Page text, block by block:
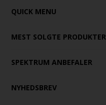
QUICK MENU
MEST SOLGTE PRODUKTER
SPEKTRUM ANBEFALER
NYHEDSBREV